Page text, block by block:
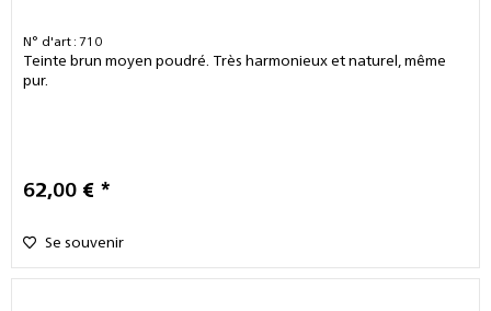
N° d'art : 710
Teinte brun moyen poudré. Très harmonieux et naturel, même
pur.
62,00 € *
Se souvenir